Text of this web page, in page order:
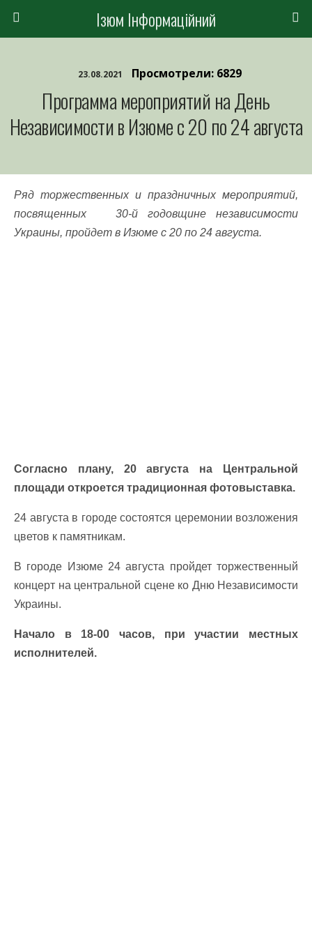
Ізюм Інформаційний
23.08.2021 Просмотрели: 6829
Программа мероприятий на День
Независимости в Изюме с 20 по 24 августа
Ряд торжественных и праздничных мероприятий,
посвященных 30-й годовщине независимости
Украины, пройдет в Изюме с 20 по 24 августа.
Согласно плану, 20 августа на Центральной
площади откроется традиционная фотовыставка.
24 августа в городе состоятся церемонии возложения
цветов к памятникам.
В городе Изюме 24 августа пройдет торжественный
концерт на центральной сцене ко Дню Независимости
Украины.
Начало в 18-00 часов, при участии местных
исполнителей.